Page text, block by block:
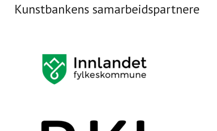
Kunstbankens samarbeidspartnere